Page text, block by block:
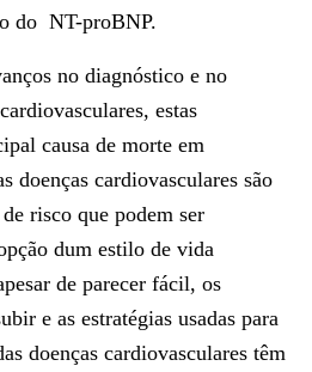
do NT-proBNP.
no diagnóstico e no
estas
causa de morte em
doenças cardiovasculares são
risco que podem ser
dum estilo de vida
de parecer fácil, os
e as estratégias usadas para
doenças cardiovasculares têm